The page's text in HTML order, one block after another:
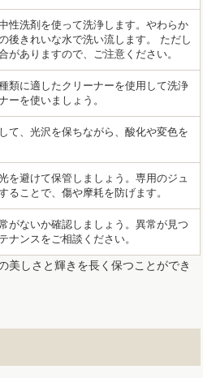
性洗剤を使って洗浄します。やわらか
後きれいな水で洗い流します。 ただし
がありますので、ご注意ください。
類に適したクリーナーを使用して洗浄
ーを使いましょう。
て、光沢を保ちながら、酸化や変色を
を避けて保管しましょう。専用のジュ
ることで、傷や摩耗を防げます。
がないか確認しましょう。異常が見つ
ナンスをご相談ください。
美しさと輝きを長く保つことができ